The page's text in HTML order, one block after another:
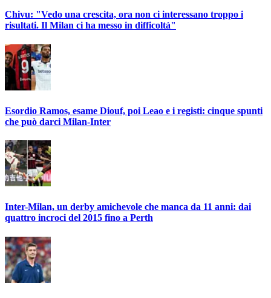
Chivu: "Vedo una crescita, ora non ci interessano troppo i
risultati. Il Milan ci ha messo in difficoltà"
Esordio Ramos, esame Diouf, poi Leao e i registi: cinque spunti
che può darci Milan-Inter
Inter-Milan, un derby amichevole che manca da 11 anni: dai
quattro incroci del 2015 fino a Perth